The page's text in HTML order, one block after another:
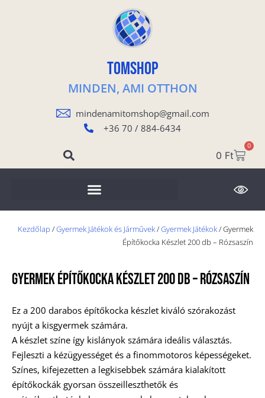
TOMSHOP
MINDEN, AMI OTTHON
mindenamitomshop@gmail.com
+36 70 / 884-6434
0 Ft
0
Kezdőlap /Gyermek Játékok és Járművek/Gyermek Játékok/ Gyermek
Építőkocka Készlet 200 db – Rózsaszín
Gyermek Építőkocka Készlet 200 Db – Rózsaszín
Ez a 200 darabos építőkocka készlet kiváló szórakozást
nyújt a kisgyermek számára.
A készlet színe így kislányok számára ideális választás.
Fejleszti a kézügyességet és a finommotoros képességeket.
Színes, kifejezetten a legkisebbek számára kialakított
építőkockák gyorsan összeilleszthetők és